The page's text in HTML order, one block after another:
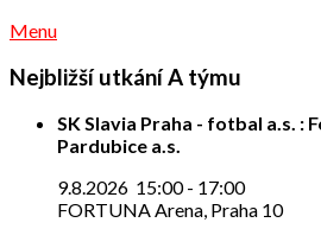
Menu
Nejbližší utkání A týmu
SK Slavia Praha - fotbal a.s. :
Pardubice a.s.
9.8.2026 15:00- 17:00
FORTUNA Arena, Praha 10